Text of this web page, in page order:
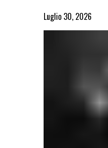
Luglio 30, 2026